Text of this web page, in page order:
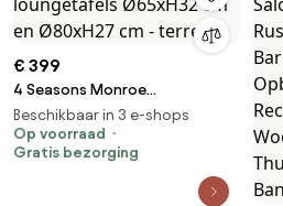
€ 399
4 Seasons Monroe
loungetafels Ø65xH32 cm en
Ø80xH27 cm - terre
Beschikbaar in 3 e-shops
Op voorraad
Gratis bezorging